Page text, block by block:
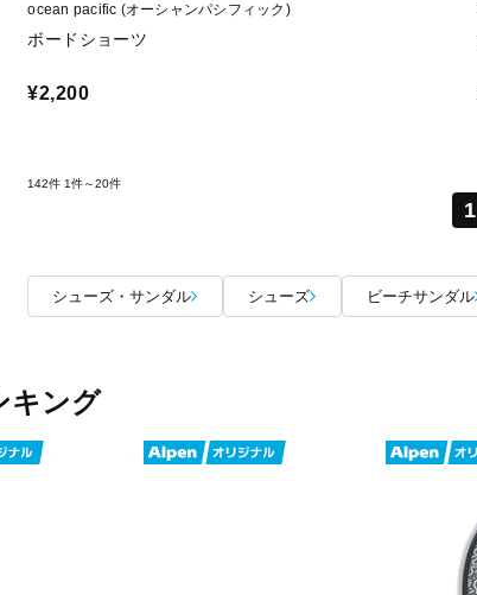
ocean pacific (オーシャンパシフィック)
ボードショーツ
¥2,200
142件 1件～20件
1
シューズ・サンダル シューズ ビーチサンダル
キング